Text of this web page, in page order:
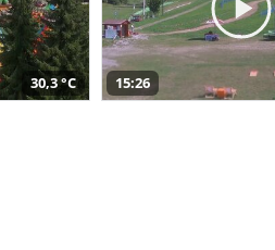
30,3 °C 15:26